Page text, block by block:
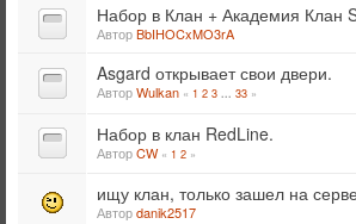
Набор в Клан + Академия Клан
АвторBbIHOCxMO3rA
Asgard открывает свои двери.
АвторWulkan « 1 2 3 ... 33 »
Набор в клан RedLine.
АвторCW « 1 2 »
ищу клан, только зашел на
Авторdanik2517